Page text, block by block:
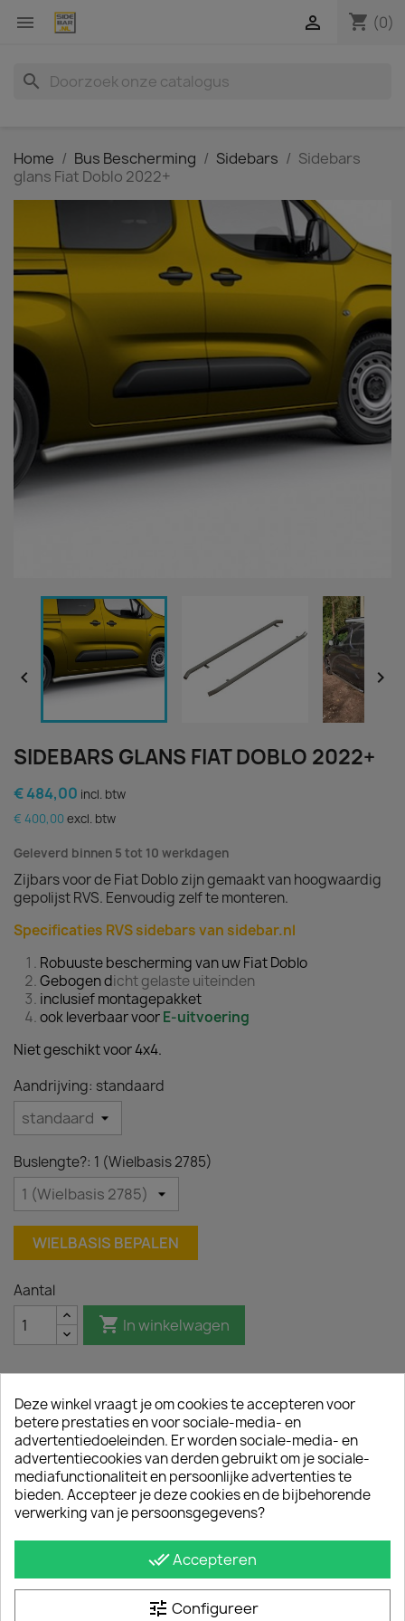
 shopping_cart (0)

search
Home Bus Bescherming Sidebars
Sidebars
glans Fiat Doblo 2022+
 
SIDEBARS GLANS FIAT DOBLO 2022+
€ 484,00 incl. btw
€ 400,00 excl. btw
Geleverd binnen 5 tot 10 werkdagen
Zijbars voor de Fiat Doblo zijn gemaakt van hoogwaardig
gepolijst RVS. Eenvoudig zelf te monteren.
Specificaties RVS sidebars van sidebar.nl
Robuuste bescherming van uw Fiat Doblo
Gebogen dicht gelaste uiteinden
inclusief montagepakket
ook leverbaar voorE-uitvoering
Niet geschikt voor 4x4.
Aandrijving: standaard
Buslengte?: 1 (Wielbasis 2785)
WIELBASIS BEPALEN
Aantal
 In winkelwagen
Omschrijving Productdetails
Met sidebars van Sidebar.nl bescherm je de
carrosserie van de Doblo tegen dure flank- en
dorpelschade. Daarnaast geeft een sidebar de
Fiat Doblo 2022 een robuuste gepolijste look.
en hebben een buisdiameter van ongeveer 64
Deze winkel vraagt je om cookies te accepteren voor
betere prestaties en voor sociale-media- en
advertentiedoeleinden. Er worden sociale-media- en
advertentiecookies van derden gebruikt om je sociale-
mediafunctionaliteit en persoonlijke advertenties te
bieden. Accepteer je deze cookies en de bijbehorende
verwerking van je persoonsgegevens?
done_allAccepteren
tune Configureer